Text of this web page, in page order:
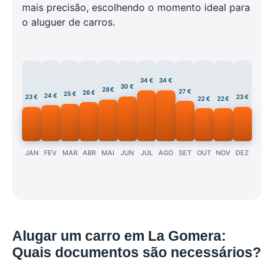
mais precisão, escolhendo o momento ideal para
o aluguer de carros.
23 €
JAN
24 €
FEV
25 €
MAR
26 €
ABR
28 €
MAI
30 €
JUN
34 €
JUL
34 €
AGO
27 €
SET
22 €
OUT
22 €
NOV
23 €
DEZ
Alugar um carro em La Gomera:
Quais documentos são necessários?